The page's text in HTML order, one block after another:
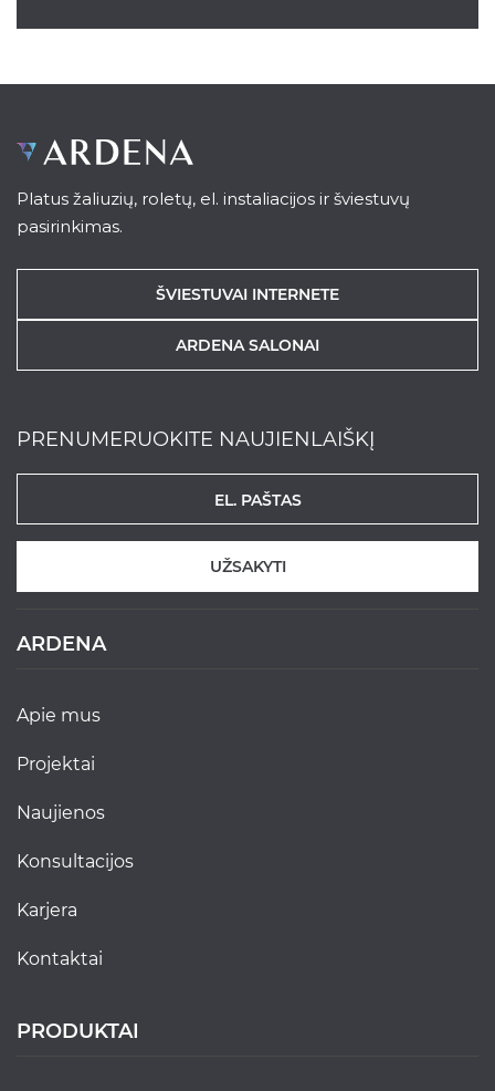
Platus žaliuzių, roletų, el. instaliacijos ir šviestuvų
pasirinkimas.
ŠVIESTUVAI INTERNETE
ARDENA SALONAI
PRENUMERUOKITE NAUJIENLAIŠKĮ
UŽSAKYTI
ARDENA
apie mus
projektai
naujienos
konsultacijos
karjera
kontaktai
PRODUKTAI